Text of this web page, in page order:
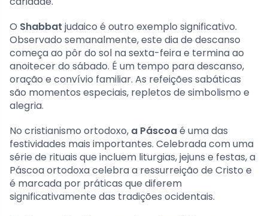
O Shabbat judaico é outro exemplo significativo.
Observado semanalmente, este dia de descanso
começa ao pôr do sol na sexta-feira e termina ao
anoitecer do sábado. É um tempo para descanso,
oração e convívio familiar. As refeições sabáticas
são momentos especiais, repletos de simbolismo e
alegria.
No cristianismo ortodoxo, a Páscoaé uma das
festividades mais importantes. Celebrada com uma
série de rituais que incluem liturgias, jejuns e festas, a
Páscoa ortodoxa celebra a ressurreição de Cristo e
é marcada por práticas que diferem
significativamente das tradições ocidentais.